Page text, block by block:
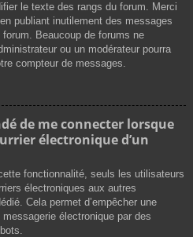
le texte des rangs du forum. Merci
publiant inutilement des messages
Beaucoup de forums ne
ou un modérateur pourra
compteur de messages.
de me connecter lorsque
électronique d’un
fonctionnalité, seuls les utilisateurs
électroniques aux autres
Cela permet d’empêcher une
électronique par des